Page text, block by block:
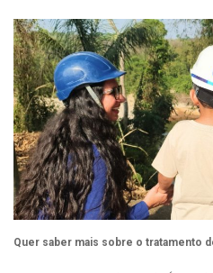
Quer saber mais sobre o tratamento